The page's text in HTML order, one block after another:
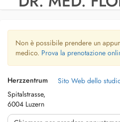
Non è possibile prendere un
medico. Prova la prenotazione
Herzzentrum
Spitalstrasse,
6004 Luzern
Sito Web dello